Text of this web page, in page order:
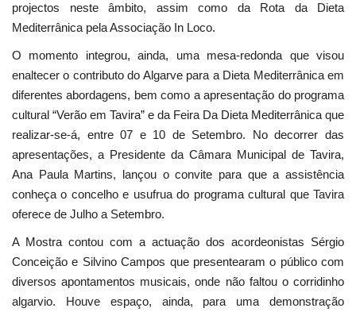
projectos neste âmbito, assim como da Rota da Dieta
Mediterrânica pela Associação In Loco.
O momento integrou, ainda, uma mesa-redonda que visou
enaltecer o contributo do Algarve para a Dieta Mediterrânica em
diferentes abordagens, bem como a apresentação do programa
cultural “Verão em Tavira” e da Feira Da Dieta Mediterrânica que
realizar-se-á, entre 07 e 10 de Setembro. No decorrer das
apresentações, a Presidente da Câmara Municipal de Tavira,
Ana Paula Martins, lançou o convite para que a assistência
conheça o concelho e usufrua do programa cultural que Tavira
oferece de Julho a Setembro.
A Mostra contou com a actuação dos acordeonistas Sérgio
Conceição e Silvino Campos que presentearam o público com
diversos apontamentos musicais, onde não faltou o corridinho
algarvio. Houve espaço, ainda, para uma demonstração